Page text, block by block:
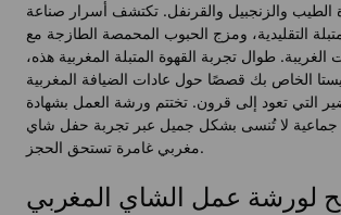
الطيب والزنجبيل والقرنفل. تكتشف أسرار صناعة
التقليدية، ومزج الحبوب المحمصة الطازجة مع
الغريبة. طوال تجربة القهوة المتبلة المغربية هذه،
الخاص بك قصصًا حول عادات الضيافة المغربية
التي تعود إلى قرون. تختتم ورشة العمل بشهادة
لا تُنسى بشكل جميل عبر تجربة حفل شاي
مغربي غامرة تستحق الحجز.
لورشة عمل الشاي المغربي